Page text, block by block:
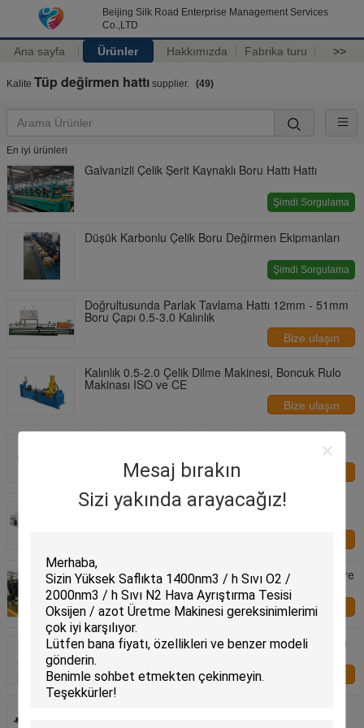
Beijing Silk Road Enterprise Management Services
Co.,LTD
Ana sayfa Ürünler Hakkımızda Fabrika turu >>
Mesaj bırakın
Sizi yakında arayacağız!
Kalite Tüp değirmen hattı supplier. (49)
En iyi ürünleri
Galvanizli Çelik Şerit Kaynaklı Boru Hattı Hattı
Şimdi Sorgulama
Düşük Karbonlu Çelik Boru Değirmen Ekipmanları
Şimdi Sorgulama
Doğrultusunda Parlak Tavlama Hattı 12mm - 51mm
Boru Çapı 0.5-3.0 Kalınlık
Bize ulaşın
Kalınlık 0.5-2.0 Çelik Dilme Makinesi, Boncuk Rulo
Makinası ISO ve CE
Bize ulaşın
Dayanıklı Dilme Makinesi Plaka Kalınlığı 0.2-2.0mm
24 Kafa Boru Değirmeni Hattı, Paslanmaz Çelik Kare
Boru Parlatma Makinesi
Bize ulaşın
6 Kafa Yuvarlak Boru Parlatma Makinası 8-31.8mm
Boru Boyutu 0.2-1.0 Boru Kalınlığı